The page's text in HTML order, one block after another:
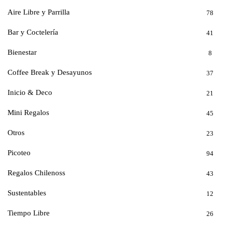
Aire Libre y Parrilla 78
Bar y Coctelería 41
Bienestar 8
Coffee Break y Desayunos 37
Inicio & Deco 21
Mini Regalos 45
Otros 23
Picoteo 94
Regalos Chilenoss 43
Sustentables 12
Tiempo Libre 26